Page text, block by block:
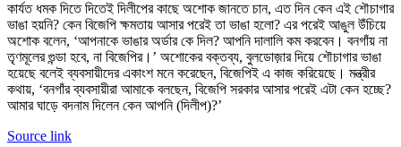
কার্যত ধমক দিতে দিতেই দিলীপের কাছে অশোক জানতে চান, এত দিন কেন এই শৌচাগার
ভাঙা হয়নি? কেন বিজেপি ক্ষমতায় আসার পরেই তা ভাঙা হলো? এর পরেই আঙুল উঁচিয়ে
অশোক বলেন, ‘আপনাকে ভাঙার অর্ডার কে দিল? আপনি দালালি কম করবেন। বনগাঁয় না
তৃণমূলের গুন্ডা হবে, না বিজেপির।’ অশোকের বক্তব্য, বুলডোজ়ার দিয়ে শৌচাগার ভাঙা
হয়েছে বলেই ব্যবসায়ীদের একাংশ মনে করেছেন, বিজেপিই এ কাজ করিয়েছে। মন্ত্রীর
কথায়, ‘বনগাঁর ব্যবসায়ীরা আমাকে বলছেন, বিজেপি সরকার আসার পরেই এটা কেন হচ্ছে?
আমার ঘাড়ে বদনাম দিলেন কেন আপনি (দিলীপ)?’
Source link